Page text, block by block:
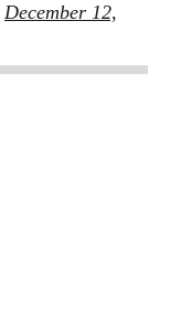
December 12,